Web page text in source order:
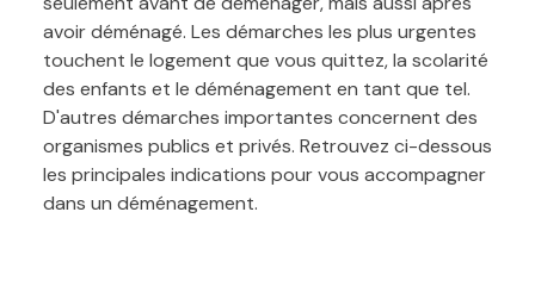
avoir déménagé. Les démarches les plus urgentes
touchent le logement que vous quittez, la scolarité
des enfants et le déménagement en tant que tel.
D'autres démarches importantes concernent des
organismes publics et privés. Retrouvez ci-dessous
les principales indications pour vous accompagner
dans un déménagement.